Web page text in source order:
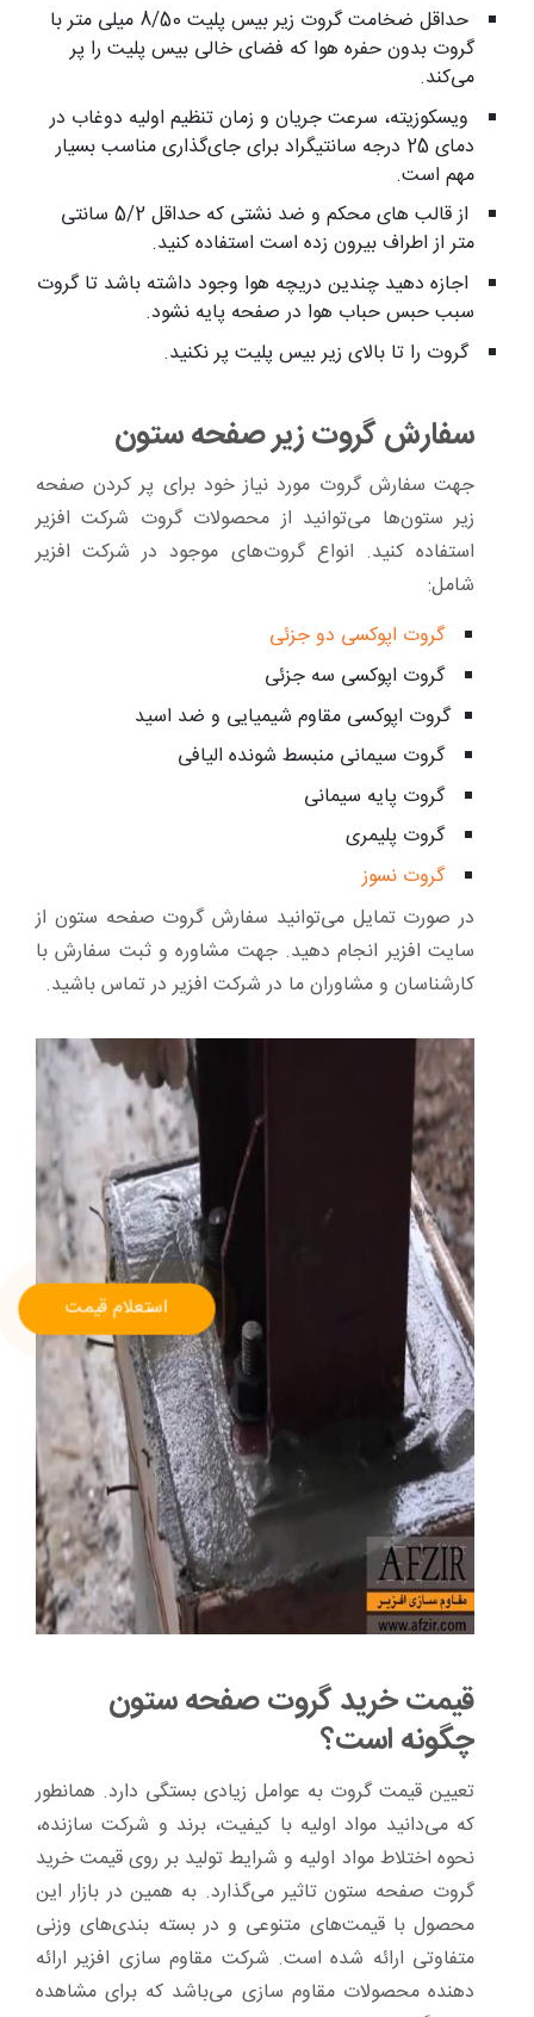
حداقل ضخامت گروت زیر بیس پلیت 8/50 میلی متر با
گروت بدون حفره هوا که فضای خالی بیس پلیت را پر
می‌کند.
ویسکوزیته، سرعت جریان و زمان تنظیم اولیه دوغاب در
دمای 25 درجه سانتیگراد برای جای‌گذاری مناسب بسیار
مهم است.
از قالب های محکم و ضد نشتی که حداقل 5/2 سانتی
متر از اطراف بیرون زده است استفاده کنید.
اجازه دهید چندین دریچه هوا وجود داشته باشد تا گروت
سبب حبس حباب هوا در صفحه پایه نشود.
گروت را تا بالای زیر بیس پلیت پر نکنید.
سفارش گروت زیر صفحه ستون
جهت سفارش گروت مورد نیاز خود برای پر کردن صفحه
زیر ستون‌ها می‌توانید از محصولات گروت شرکت افزیر
استفاده کنید. انواع گروت‌های موجود در شرکت افزیر
شامل:
گروت اپوکسی دو جزئی
گروت اپوکسی سه جزئی
گروت اپوکسی مقاوم شیمیایی و ضد اسید
گروت سیمانی منبسط شونده الیافی
گروت پایه سیمانی
گروت پلیمری
گروت نسوز
در صورت تمایل می‌توانید سفارش گروت صفحه ستون از
سایت افزیر انجام دهید. جهت مشاوره و ثبت سفارش با
کارشناسان و مشاوران ما در شرکت افزیر در تماس باشید.
قیمت خرید گروت صفحه ستون
چگونه است؟
تعیین قیمت گروت به عوامل زیادی بستگی دارد. همانطور
که می‌دانید مواد اولیه با کیفیت، برند و شرکت سازنده،
نحوه اختلاط مواد اولیه و شرایط تولید بر روی قیمت خرید
گروت صفحه ستون تاثیر می‌گذارد. به همین در بازار این
محصول با قیمت‌های متنوعی و در بسته بندی‌های وزنی
متفاوتی ارائه شده است. شرکت مقاوم سازی افزیر ارائه
دهنده محصولات مقاوم سازی می‌باشد که برای مشاهده
استعلام قیمت